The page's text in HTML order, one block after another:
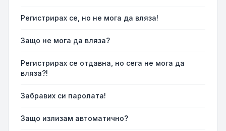
Регистрирах се, но не мога да вляза!
Защо не мога да вляза?
Регистрирах се отдавна, но сега не мога да
вляза?!
Забравих си паролата!
Защо излизам автоматично?